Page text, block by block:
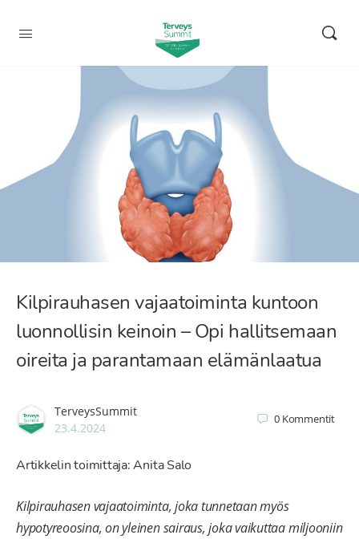
Kilpirauhasen vajaatoiminta kuntoon
luonnollisin keinoin – Opi hallitsemaan
oireita ja parantamaan elämänlaatua
TerveysSummit
23.4.2024
0 Kommentit
Artikkelin toimittaja: Anita Salo
Kilpirauhasen vajaatoiminta, joka tunnetaan myös
hypotyreoosina, on yleinen sairaus, joka vaikuttaa miljooniin